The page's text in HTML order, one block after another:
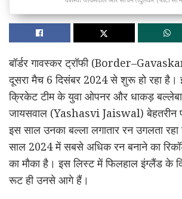
बॉर्डर गावस्कर ट्रॉफी
दूसरा मैच 6 दिसंबर 2024 से शुरू हो रहा है।
क्रिकेट टीम के युवा ओपनर और धाकड़
जायसवाल (Yashasvi Jaiswal) बेहतरीन
इस साल उनका बल्ला लगातार रन उगलता
साल 2024 में सबसे अधिक रन बनाने का
का मौका है। इस लिस्ट में फिलहाल इंग्लैंड के
रूट ही उनसे आगे हैं।